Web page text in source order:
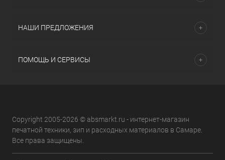
НАШИ ПРЕДЛОЖЕНИЯ
ПОМОЩЬ И СЕРВИСЫ
Copyright 2005-2026 © absmarkt.ru - интернет-магазин
печатной техники, зип и расходных материалов в Самаре.
Все права защищены.